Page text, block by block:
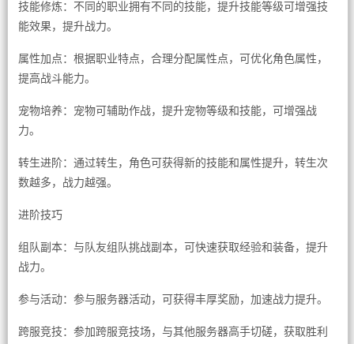
技能修炼：不同的职业拥有不同的技能，提升技能等级可增强技
能效果，提升战力。
属性加点：根据职业特点，合理分配属性点，可优化角色属性，
提高战斗能力。
宠物培养：宠物可辅助作战，提升宠物等级和技能，可增强战
力。
转生进阶：通过转生，角色可获得新的技能和属性提升，转生次
数越多，战力越强。
进阶技巧
组队副本：与队友组队挑战副本，可快速获取经验和装备，提升
战力。
参与活动：参与服务器活动，可获得丰厚奖励，加速战力提升。
跨服竞技：参加跨服竞技场，与其他服务器高手切磋，获取胜利